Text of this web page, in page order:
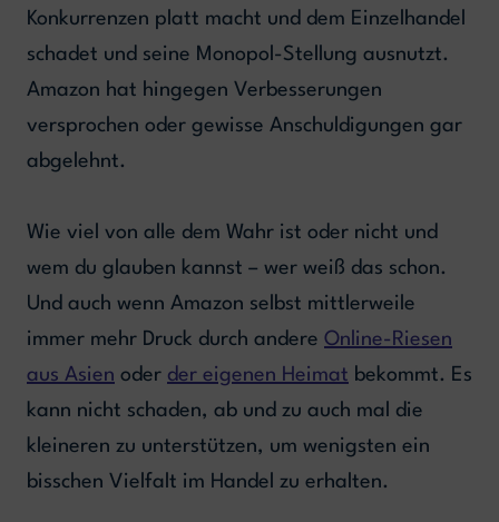
Konkurrenzen platt macht und dem Einzelhandel
schadet und seine Monopol-Stellung ausnutzt.
Amazon hat hingegen Verbesserungen
versprochen oder gewisse Anschuldigungen gar
abgelehnt.
Wie viel von alle dem Wahr ist oder nicht und
wem du glauben kannst – wer weiß das schon.
Und auch wenn Amazon selbst mittlerweile
immer mehr Druck durch andere Online-Riesen
aus Asien oder der eigenen Heimat bekommt. Es
kann nicht schaden, ab und zu auch mal die
kleineren zu unterstützen, um wenigsten ein
bisschen Vielfalt im Handel zu erhalten.